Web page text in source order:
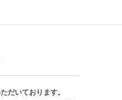
だいております。